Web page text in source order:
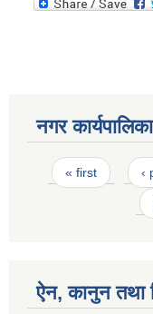
नगर
Pages
« first ‹
ऐन, कानुन तथा